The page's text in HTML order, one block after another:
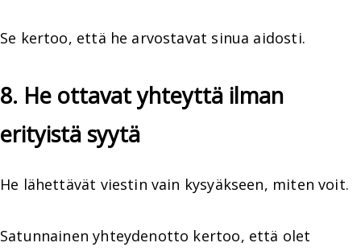
Se kertoo, että he arvostavat sinua aidosti.
8. He ottavat yhteyttä ilman
erityistä syytä
He lähettävät viestin vain kysyäkseen, miten voit.
Satunnainen yhteydenotto kertoo, että olet